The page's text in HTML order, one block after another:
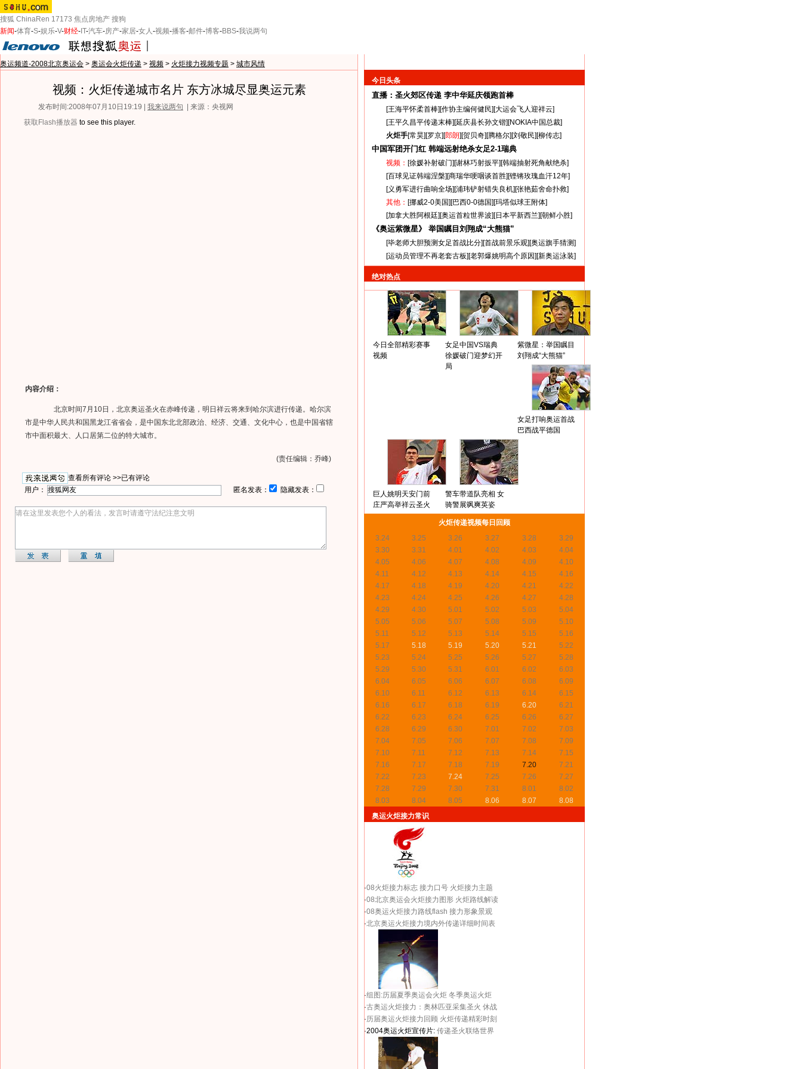
搜狐 ChinaRen 17173 焦点房地产 搜狗
新闻-体育-S-娱乐-V-财经- IT-汽车-房产-家居-女人-视频-播客-邮件-博客-BBS-我说两句
奥运频道-2008北京奥运会 > 奥运会火炬传递 > 视频 > 火炬接力视频专题 > 城市风情
视频：火炬传递城市名片 东方冰城尽显奥运元素
发布时间:2008年07月10日19:19 | 我来说两句
| 来源：央视网
获取Flash播放器 to see this player.
内容介绍：
北京时间7月10日，北京奥运圣火在赤峰传递，明日祥云将来到哈尔滨进行传递。哈尔滨
市是中华人民共和国黑龙江省省会，是中国东北北部政治、经济、交通、文化中心，也是中国省辖
市中面积最大、人口居第二位的特大城市。
(责任编辑：乔峰)
查看所有评论 >>已有评论
用户：
匿名发表： 隐藏发表：
今日头条
直播：圣火郊区传递 李中华延庆领跑首棒
[王海平怀柔首棒][作协主编何健民][大运会飞人迎祥云]
[王平久昌平传递末棒][延庆县长孙文锴][NOKIA中国总裁]
火炬手[常昊][罗京][郎朗][贺贝奇][腾格尔][刘敬民][柳传志]
中国军团开门红 韩端远射绝杀女足2-1瑞典
视频： [徐媛补射破门][谢林巧射扳平][韩端抽射死角献绝杀]
[百球见证韩端涅槃][商瑞华哽咽谈首胜][铿锵玫瑰血汗12年]
[义勇军进行曲响全场][浦玮铲射错失良机][张艳茹舍命扑救]
其他： [挪威2-0美国][巴西0-0德国][玛塔似球王附体]
[加拿大胜阿根廷][奥运首粒世界波][日本平新西兰][朝鲜小胜]
《奥运紫微星》 举国瞩目刘翔成“大熊猫”
[毕老师大胆预测女足首战比分][首战前景乐观][奥运旗手猜测]
[运动员管理不再老套古板][老郭爆姚明高个原因][新奥运泳装]
绝对热点
今日全部精彩赛事
视频
女足中国VS瑞典
徐媛破门迎梦幻开
局
紫微星：举国瞩目
刘翔成“大熊猫”
女足打响奥运首战
巴西战平德国
巨人姚明天安门前
庄严高举祥云圣火
警车带道队亮相 女
骑警展飒爽英姿
火炬传递视频每日回顾
3.24
3.25 3.26 3.27 3.28
3.29
3.30
3.31 4.01 4.02 4.03
4.04
4.05
4.06 4.07 4.08 4.09
4.10
4.11
4.12 4.13 4.14 4.15
4.16
4.17
4.18 4.19 4.20 4.21
4.22
4.23
4.24 4.25 4.26 4.27
4.28
4.29
4.30 5.01 5.02 5.03
5.04
5.05
5.06 5.07 5.08 5.09
5.10
5.11
5.12 5.13 5.14 5.15
5.16
5.17
5.18 5.19 5.20 5.21
5.22
5.23
5.24 5.25 5.26 5.27
5.28
5.29
5.30 5.31 6.01 6.02
6.03
6.04
6.05 6.06 6.07 6.08
6.09
6.10
6.11 6.12 6.13 6.14
6.15
6.16
6.17 6.18 6.19 6.20
6.21
6.22
6.23 6.24 6.25 6.26
6.27
6.28
6.29 6.30 7.01 7.02
7.03
7.04
7.05 7.06 7.07 7.08
7.09
7.10
7.11 7.12 7.13 7.14
7.15
7.16
7.17 7.18 7.19 7.20
7.21
7.22
7.23 7.24 7.25 7.26
7.27
7.28
7.29 7.30 7.31 8.01
8.02
8.03
8.04 8.05 8.06 8.07
8.08
奥运火炬接力常识
·08火炬接力标志 接力口号 火炬接力主题
·08北京奥运会火炬接力图形 火炬路线解读
·08奥运火炬接力路线flash 接力形象景观
·北京奥运火炬接力境内外传递详细时间表
·组图:历届夏季奥运会火炬 冬季奥运火炬
·古奥运火炬接力：奥林匹亚采集圣火 休战
·历届奥运火炬接力回顾 火炬传递精彩时刻
·2004奥运火炬宣传片: 传递圣火联络世界